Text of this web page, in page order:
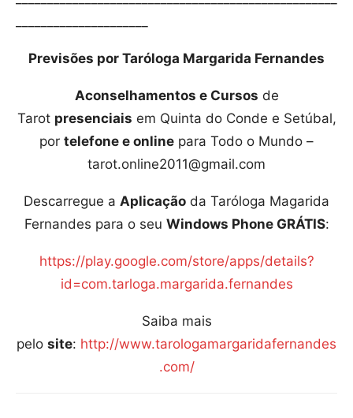
Previsões por Taróloga Margarida Fernandes
Aconselhamentos e Cursos de
Tarot presenciais em Quinta do Conde e Setúbal,
por telefone e online para Todo o Mundo –
tarot.online2011@gmail.com
Descarregue a Aplicação da Taróloga Magarida
Fernandes para o seu Windows Phone GRÁTIS:
https://play.google.com/store/apps/details?
id=com.tarloga.margarida.fernandes
Saiba mais
pelo site: http://www.tarologamargaridafernandes
.com/